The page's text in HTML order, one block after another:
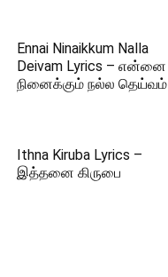
Ennai Ninaikkum Nalla
Deivam Lyrics – என்னை
நினைக்கும் நல்ல தெய்வம்
Ithna Kiruba Lyrics –
இத்தனை கிருபை